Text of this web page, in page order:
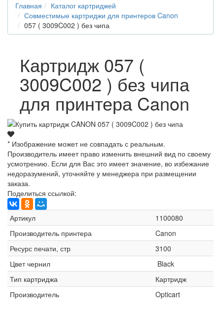
Главная
Каталог картриджей
Совместимые картриджи для принтеров Canon
057 ( 3009C002 ) без чипа
Картридж 057 (
3009C002 ) без чипа
для принтера Canon
* Изображение может не совпадать с реальным.
Производитель имеет право изменить внешний вид по своему
усмотрению. Если для Вас это имеет значение, во избежание
недоразумений, уточняйте у менеджера при размещении
заказа.
Поделиться ссылкой:
Артикул
1100080
Производитель принтера
Canon
Ресурс печати, стр
3100
Цвет чернил
Black
Тип картриджа
Картридж
Производитель
Opticart